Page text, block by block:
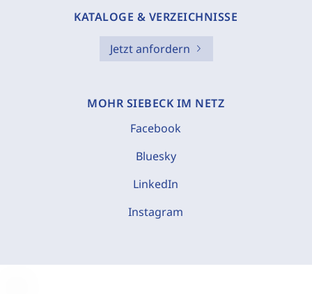
KATALOGE & VERZEICHNISSE
Jetzt anfordern
MOHR SIEBECK IM NETZ
Facebook
Bluesky
LinkedIn
Instagram